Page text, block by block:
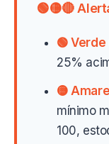
🟢🟡🔴
🟢
25%
🟡
mínimo
100,